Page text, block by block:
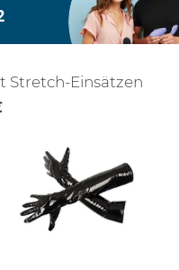
Stretch-Einsätzen